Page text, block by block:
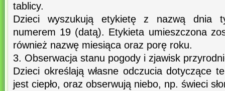
tablicy.
Dzieci wyszukują etykietę z nazwą dnia
numerem 19 (datą). Etykieta umieszczona
również nazwę miesiąca oraz porę roku.
3. Obserwacja stanu pogody i zjawisk
Dzieci określają własne odczucia dotyczące
jest ciepło, oraz obserwują niebo, np. świeci